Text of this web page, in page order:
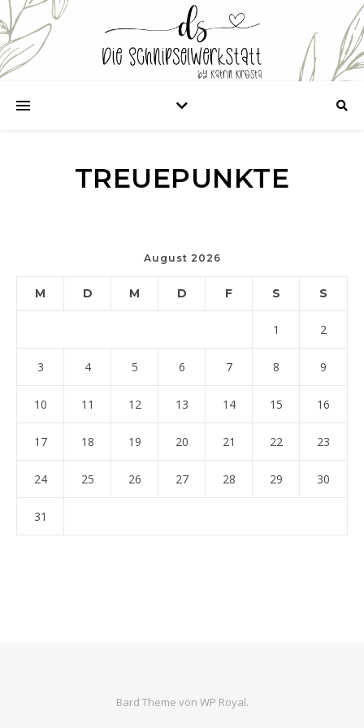
TREUEPUNKTE
August 2026
M D M D F S S
1 2
3 4 5 6 7 8 9
10 11 12 13 14 15 16
17 18 19 20 21 22 23
24 25 26 27 28 29 30
31
Bard Theme von WP Royal.